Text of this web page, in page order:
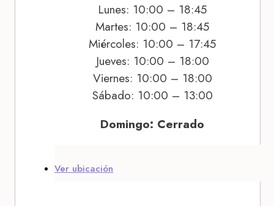
Lunes: 10:00 – 18:45
Martes: 10:00 – 18:45
Miércoles: 10:00 – 17:45
Jueves: 10:00 – 18:00
Viernes: 10:00 – 18:00
Sábado: 10:00 – 13:00
Domingo: Cerrado
Ver ubicación